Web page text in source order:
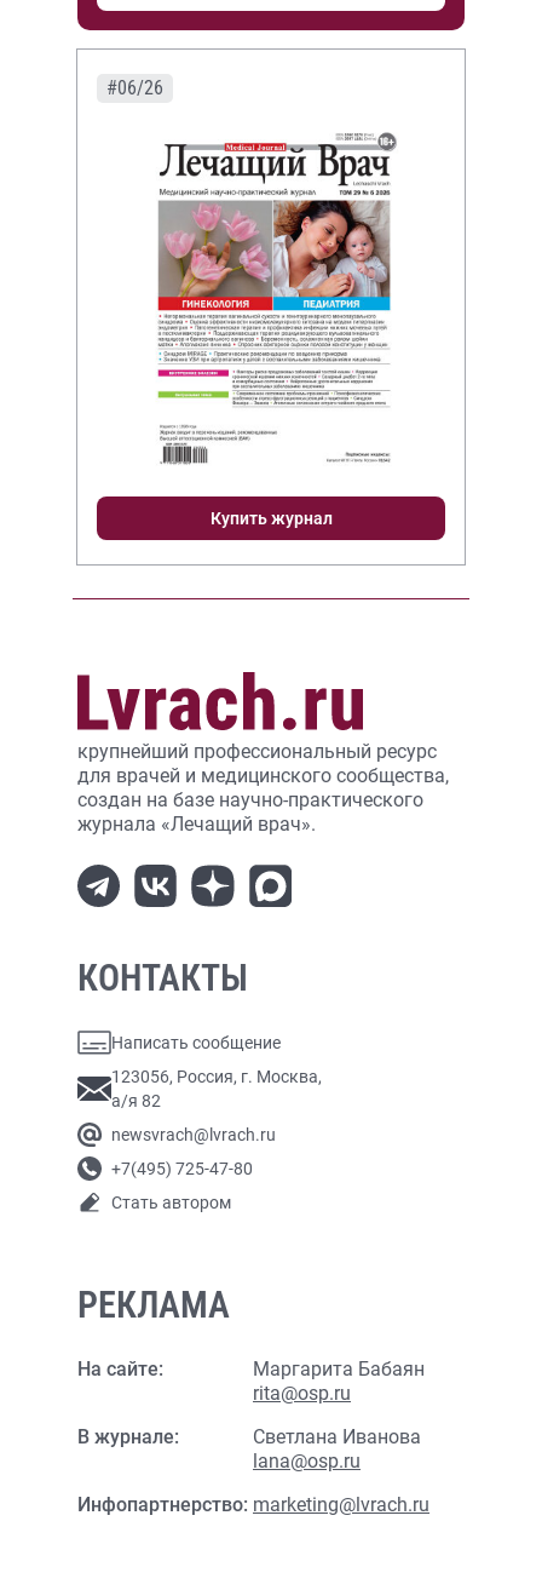
#06/26
Купить журнал
крупнейший профессиональный ресурс
для врачей и медицинского сообщества,
создан на базе научно-практического
журнала «Лечащий врач».
КОНТАКТЫ
Написать сообщение
123056, Россия, г. Москва,
а/я 82
newsvrach@lvrach.ru
+7(495) 725-47-80
Стать автором
РЕКЛАМА
На сайте:
Маргарита Бабаян
rita@osp.ru
В журнале:
Светлана Иванова
lana@osp.ru
Инфопартнерство: marketing@lvrach.ru